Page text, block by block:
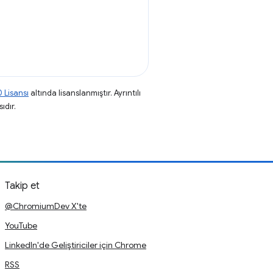
altında lisanslanmıştır. Ayrıntılı
Takip et
@ChromiumDev X'te
YouTube
LinkedIn'de Geliştiriciler için Chrome
RSS